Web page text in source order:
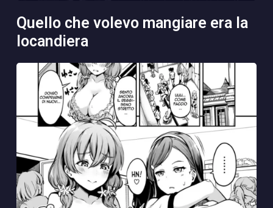
quello che volevo mangiare era la
locandiera